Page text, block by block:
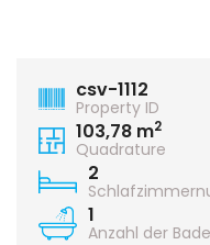
csv-1112
Property ID
103,78 m2
Quadrature
2
1
Anzahl der